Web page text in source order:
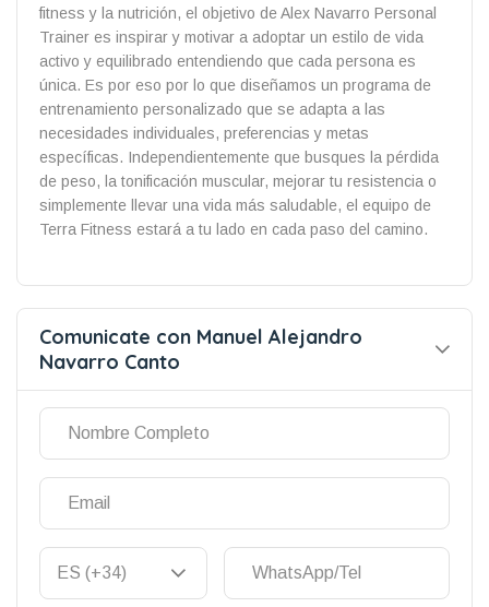
fitness y la nutrición, el objetivo de Alex Navarro Personal
Trainer es inspirar y motivar a adoptar un estilo de vida
activo y equilibrado entendiendo que cada persona es
única. Es por eso por lo que diseñamos un programa de
entrenamiento personalizado que se adapta a las
necesidades individuales, preferencias y metas
específicas. Independientemente que busques la pérdida
de peso, la tonificación muscular, mejorar tu resistencia o
simplemente llevar una vida más saludable, el equipo de
Terra Fitness estará a tu lado en cada paso del camino.
Comunicate con Manuel Alejandro
Navarro Canto